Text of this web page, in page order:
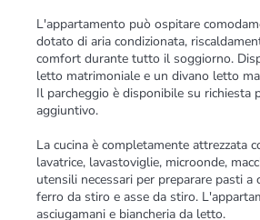
L'appartamento può ospitare
dotato di aria condizionata,
comfort durante tutto il soggiorno.
letto matrimoniale e un divano letto
Il parcheggio è disponibile su richiesta
aggiuntivo.
La cucina è completamente attrezzata
lavatrice, lavastoviglie, microonde,
utensili necessari per preparare pasti a
ferro da stiro e asse da stiro.
asciugamani e biancheria da letto.